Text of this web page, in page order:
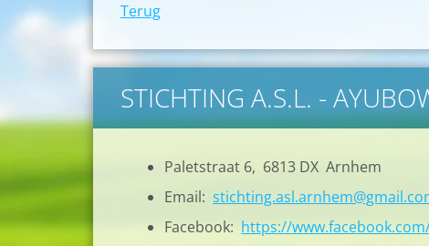
Terug
STICHTING A.S.L. -
Paletstraat 6, 6813 DX Arnhem
Email:
Facebook: https://